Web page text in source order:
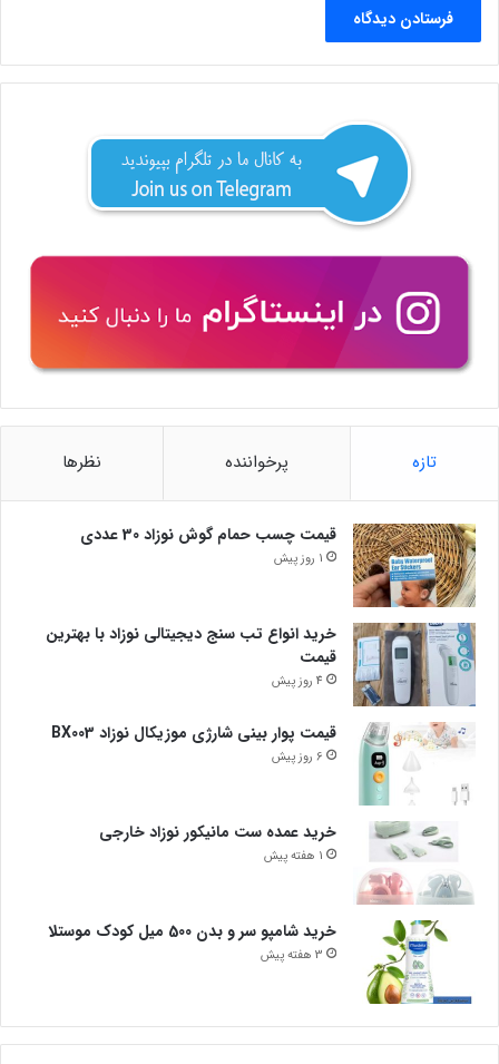
تازه پرخواننده نظرها
قیمت چسب حمام گوش نوزاد 30 عددی
1 روز پیش
خرید انواع تب سنج دیجیتالی نوزاد با بهترین
قیمت
4 روز پیش
قیمت پوار بینی شارژی موزیکال نوزاد BX003
6 روز پیش
خرید عمده ست مانیکور نوزاد خارجی
1 هفته پیش
خرید شامپو سر و بدن 500 میل کودک موستلا
3 هفته پیش